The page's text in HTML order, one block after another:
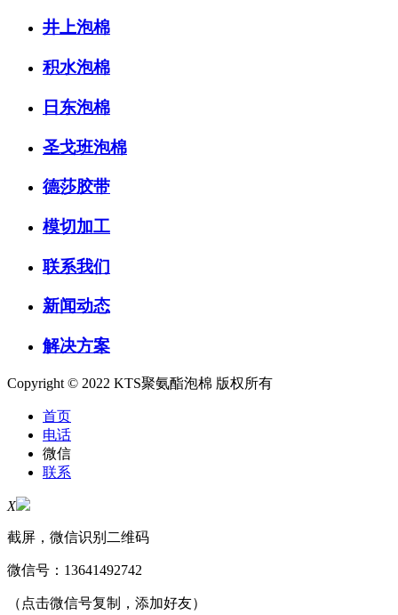
井上泡棉
积水泡棉
日东泡棉
圣戈班泡棉
德莎胶带
模切加工
联系我们
新闻动态
解决方案
Copyright © 2022 KTS聚氨酯泡棉 版权所有
首页
电话
微信
联系
X
截屏，微信识别二维码
微信号： 13641492742
（点击微信号复制，添加好友）